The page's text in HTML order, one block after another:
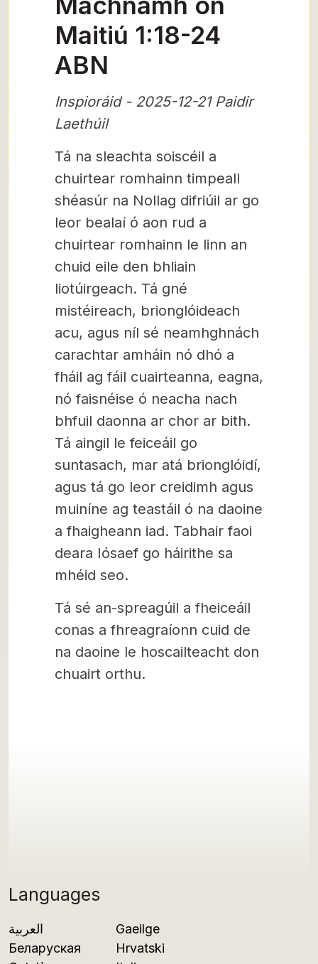
Languages
العربية
Беларуская
Gaeilge
Hrvatski
Maitiú 1:18-24
ABN
Inspioráid - 2025-12-21 Paidir
Laethúil
Tá na sleachta soiscéil a
chuirtear romhainn timpeall
shéasúr na Nollag difriúil ar go
leor bealaí ó aon rud a
chuirtear romhainn le linn an
chuid eile den bhliain
liotúirgeach. Tá gné
mistéireach, brionglóideach
acu, agus níl sé neamhghnách
carachtar amháin nó dhó a
fháil ag fáil cuairteanna, eagna,
nó faisnéise ó neacha nach
bhfuil daonna ar chor ar bith.
Tá aingil le feiceáil go
suntasach, mar atá brionglóidí,
agus tá go leor creidimh agus
muiníne ag teastáil ó na daoine
a fhaigheann iad. Tabhair faoi
deara Iósaef go háirithe sa
mhéid seo.
Tá sé an-spreagúil a fheiceáil
conas a fhreagraíonn cuid de
na daoine le hoscailteacht don
chuairt orthu.